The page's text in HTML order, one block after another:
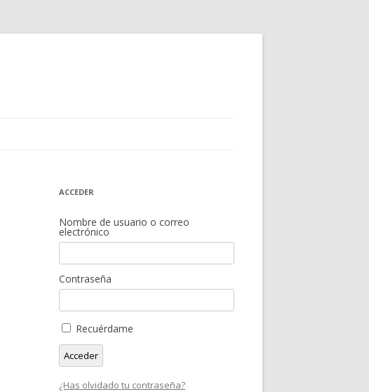
ACCEDER
Nombre de usuario o correo
electrónico
Contraseña
Recuérdame
Acceder
¿Has olvidado tu contraseña?